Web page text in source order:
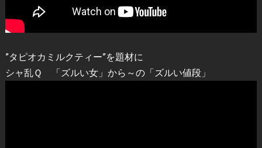
”タピオカミルクティー”を題材に
シャ乱Ｑ 「ズルい女」から～の「ズルい値段」